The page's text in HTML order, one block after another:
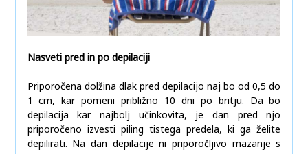
Nasveti pred in po depilaciji
Priporočena dolžina dlak pred depilacijo naj bo od 0,5 do
1 cm, kar pomeni približno 10 dni po britju. Da bo
depilacija kar najbolj učinkovita, je dan pred njo
priporočeno izvesti piling tistega predela, ki ga želite
depilirati. Na dan depilacije ni priporočljivo mazanje s